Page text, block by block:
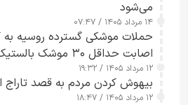
می‌شود
۱۴ مرداد ۱۴۰۵ / ۰۷:۴۷
حملات موشکی گسترده روسیه به
اصابت حداقل ۳۰ موشک بالستیک+ ویدیو
۱۲ مرداد ۱۴۰۵ / ۱۹:۳۲
بیهوش کردن مردم به قصد تاراج
۱۲ مرداد ۱۴۰۵ / ۱۸:۴۷